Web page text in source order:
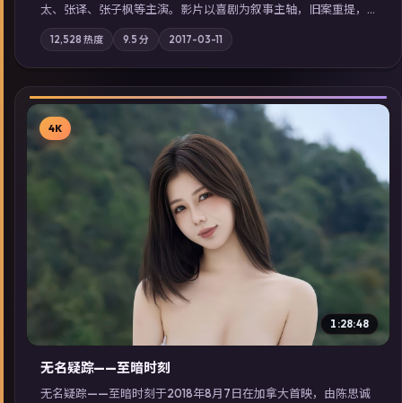
太、张译、张子枫等主演。影片以喜剧为叙事主轴，旧案重提，
真相与谎言在同一条时间线上交锋；摄影与配乐强化地域气质；
站内亦可通过「国产免费观看高清电视剧在线看」延展检索同类
型高分佳作，畅享高清在线追剧体验。
12,528 热度 9.5 分 2017-03-11
▶
4K
1:28:48
无名疑踪——至暗时刻
无名疑踪——至暗时刻于2018年8月7日在加拿大首映，由陈思诚